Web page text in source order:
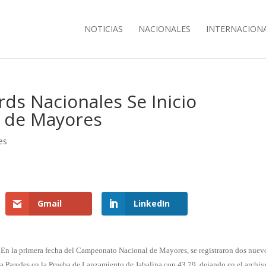
NOTICIAS NACIONALES
Nacionales Se Inicio
Mayores
Gmail LinkedIn
En la primera fecha del Campeonato Nacional de Mayores, se registraron dos